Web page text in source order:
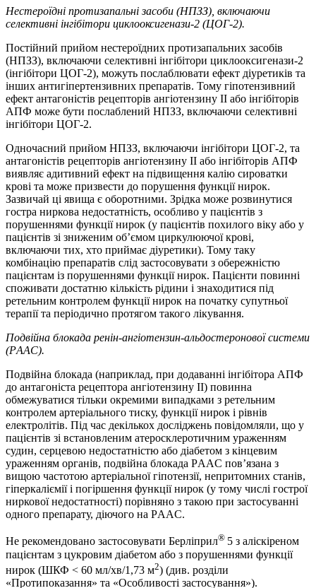
Нестероїдні протизапальні засоби (НПЗЗ), включаючи
селективні інгібітори циклооксигенази-2 (ЦОГ-2).
Постійний прийом нестероїдних протизапальних засобів
(НПЗЗ), включаючи селективні інгібітори циклооксигенази-2
(інгібітори ЦОГ-2), можуть послаблювати ефект діуретиків та
інших антигіпертензивних препаратів. Тому гіпотензивний
ефект антагоністів рецепторів ангіотензину II або інгібіторів
АПФ може бути послаблений НПЗЗ, включаючи селективні
інгібітори ЦОГ-2.
Одночасний прийом НПЗЗ, включаючи інгібітори ЦОГ-2, та
антагоністів рецепторів ангіотензину II або інгібіторів АПФ
виявляє адитивний ефект на підвищення калію сироватки
крові та може призвести до порушення функції нирок.
Зазвичай ці явища є оборотними. Зрідка може розвинутися
гостра ниркова недостатність, особливо у пацієнтів з
порушеннями функції нирок (у пацієнтів похилого віку або у
пацієнтів зі зниженим об’ємом циркулюючої крові,
включаючи тих, хто приймає діуретики). Тому таку
комбінацію препаратів слід застосовувати з обережністю
пацієнтам із порушеннями функції нирок. Пацієнти повинні
споживати достатню кількість рідини і знаходитися під
ретельним контролем функції нирок на початку супутньої
терапії та періодично протягом такого лікування.
Подвійна блокада ренін-ангіотензин-альдостеронової системи
(РAAС).
Подвійна блокада (наприклад, при додаванні інгібітора АПФ
до антагоніста рецептора ангіотензину ІІ) повинна
обмежуватися тільки окремими випадками з ретельним
контролем артеріального тиску, функції нирок і рівнів
електролітів. Під час декількох досліджень повідомляли, що у
пацієнтів зі встановленим атеросклеротичним ураженням
судин, серцевою недостатністю або діабетом з кінцевим
ураженням органів, подвійна блокада РAAС пов’язана з
вищою частотою артеріальної гіпотензії, непритомних станів,
гіперкаліємії і погіршення функції нирок (у тому числі гострої
ниркової недостатності) порівняно з такою при застосуванні
одного препарату, діючого на РAAС.
Не рекомендовано застосовувати Берліприл® 5 з аліскіреном
пацієнтам з цукровим діабетом або з порушеннями функції
нирок (ШКФ < 60 мл/хв/1,73 м2) (див. розділи
«Протипоказання» та «Особливості застосування»).